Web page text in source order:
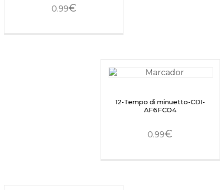
0.99€
12-Tempo di minuetto-CDI-
AF6FCO4
0.99€